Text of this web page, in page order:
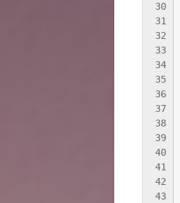
30
31
32
33
34
35
36
37
38
39
40
41
42
43